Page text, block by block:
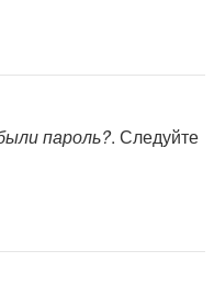
пароль?. Следуйте